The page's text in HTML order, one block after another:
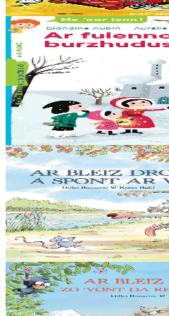
Er stok7,00 €
6 vloaz hag ouzhpenn
Sav-heol
Ar fulennoù-erc'h
Buan-buan ! Olga, Ingrid ha Hans a
Rouanez an Erc’h, he deus
arc’hig prizius da… Dadig an
Er stok
7,00 €
5 bloaz hag ouzhpenn
Sav-heol
Ar Bleiz Droch a spont ar
"Me eo ar Bleiz, spontailh ar vro ! a
Spontit, tudoù, spontit, loened ! An
Er stok13,50 €
5 bloaz hag ouzhpenn
Sav-heol
Ar Bleiz Droch zo 'vont da